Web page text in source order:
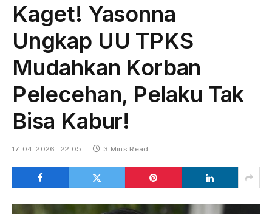
Kaget! Yasonna
Ungkap UU TPKS
Mudahkan Korban
Pelecehan, Pelaku Tak
Bisa Kabur!
17-04-2026 - 22.05 3 Mins Read